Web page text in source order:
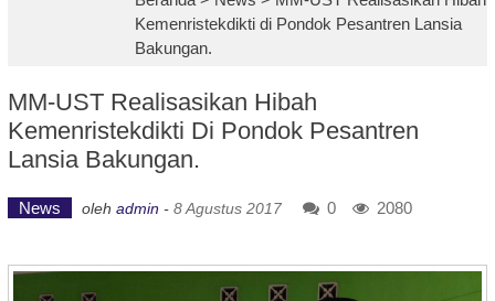
Kemenristekdikti di Pondok Pesantren Lansia
Bakungan.
MM-UST Realisasikan Hibah
Kemenristekdikti Di Pondok Pesantren
Lansia Bakungan.
News oleh admin - 8 Agustus 2017 0 2080